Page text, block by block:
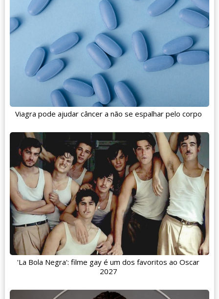
Viagra pode ajudar câncer a não se espalhar pelo corpo
'La Bola Negra': filme gay é um dos favoritos ao Oscar
2027